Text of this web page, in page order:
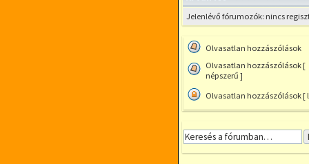
Jelenlévő fórumozók: nincs
hozzászólások
Olvasatlan hozzászólások
Olvasatlan
hozzászólások
népszerű
Olvasatlan hozzászólások [
népszerű ]
lezárt
]
Olvasatlan hozzászólások [